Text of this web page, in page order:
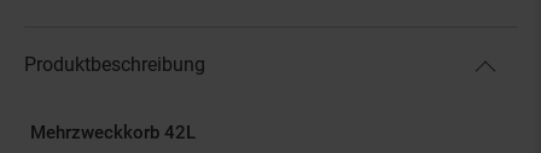
Produktbeschreibung
Mehrzweckkorb 42L